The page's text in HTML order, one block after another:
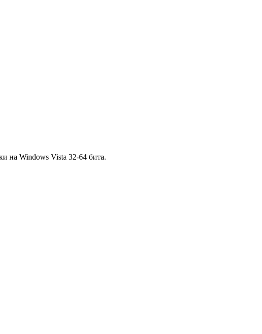
на Windows Vista 32-64 бита.